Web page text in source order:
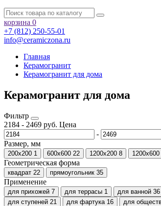
корзина 0
+7 (812) 250-55-01
info@ceramiczona.ru
Главная
Керамогранит
Керамогранит для дома
Керамогранит для дома
Фильтр
2184 - 2469 руб. Цена
-
Размер, мм
200x200 1 600х600 22 1200х200 8 1200х600
Геометрическая форма
квадрат 22 прямоугольник 35
Применение
для прихожей 7 для террасы 1 для ванной 36
для ступеней 21 для фартука 16 для